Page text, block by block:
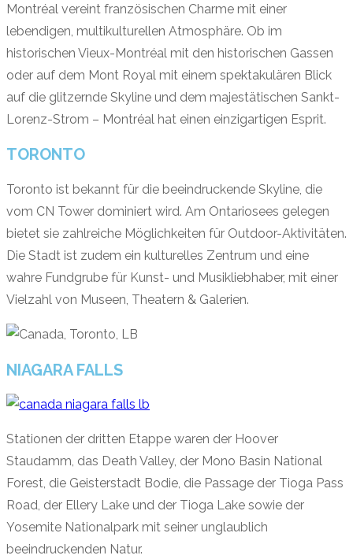
Montréal vereint französischen Charme mit einer
lebendigen, multikulturellen Atmosphäre. Ob im
historischen Vieux-Montréal mit den historischen Gassen
oder auf dem Mont Royal mit einem spektakulären Blick
auf die glitzernde Skyline und dem majestätischen Sankt-
Lorenz-Strom – Montréal hat einen einzigartigen Esprit.
TORONTO
Toronto ist bekannt für die beeindruckende Skyline, die
vom CN Tower dominiert wird. Am Ontariosees gelegen
bietet sie zahlreiche Möglichkeiten für Outdoor-Aktivitäten.
Die Stadt ist zudem ein kulturelles Zentrum und eine
wahre Fundgrube für Kunst- und Musikliebhaber, mit einer
Vielzahl von Museen, Theatern & Galerien.
NIAGARA FALLS
Stationen der dritten Etappe waren der Hoover
Staudamm, das Death Valley, der Mono Basin National
Forest, die Geisterstadt Bodie, die Passage der Tioga Pass
Road, der Ellery Lake und der Tioga Lake sowie der
Yosemite Nationalpark mit seiner unglaublich
beeindruckenden Natur.